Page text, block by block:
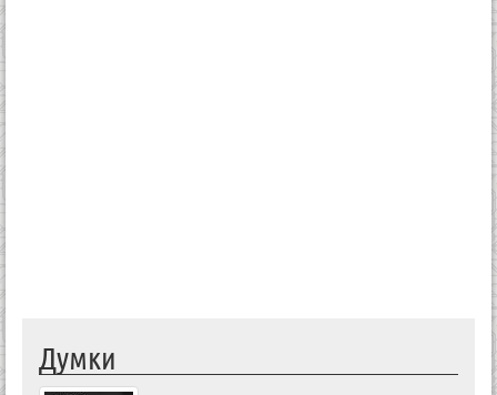
Думки